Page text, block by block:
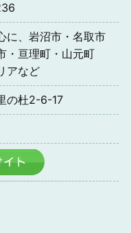
に、岩沼市・名取市
・亘理町・山元町
アなど
の杜2-6-17